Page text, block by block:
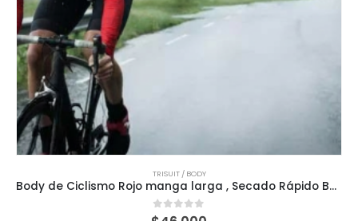
TRISUIT / BODY
Body de Ciclismo Rojo manga larga , Secado Rápido Bolsillo en calza
0 out of 5